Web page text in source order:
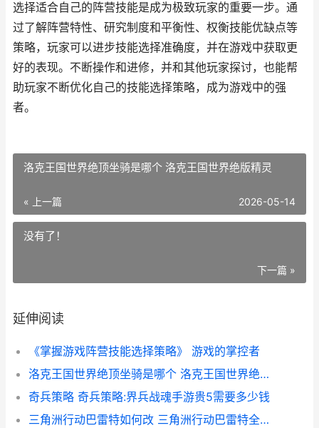
选择适合自己的阵营技能是成为极致玩家的重要一步。通
过了解阵营特性、研究制度和平衡性、权衡技能优缺点等
策略，玩家可以进步技能选择准确度，并在游戏中获取更
好的表现。不断操作和进修，并和其他玩家探讨，也能帮
助玩家不断优化自己的技能选择策略，成为游戏中的强
者。
洛克王国世界绝顶坐骑是哪个 洛克王国世界绝版精灵
« 上一篇 2026-05-14
没有了！
下一篇 »
延伸阅读
《掌握游戏阵营技能选择策略》 游戏的掌控者
洛克王国世界绝顶坐骑是哪个 洛克王国世界绝版精灵
奇兵策略 奇兵策略:界兵战魂手游贵5需要多少钱
三角洲行动巴雷特如何改 三角洲行动巴雷特全面战场